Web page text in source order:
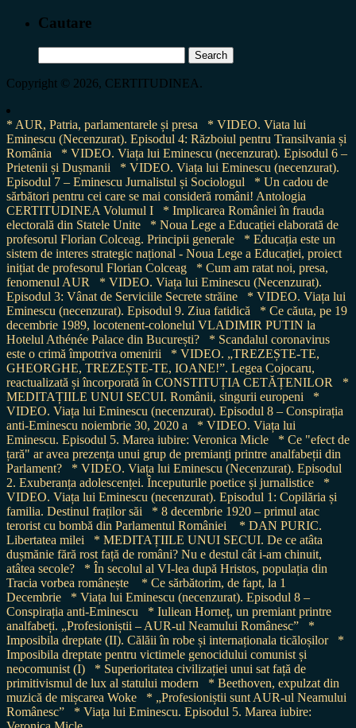
Cautare
for:
Copyright © 2026, CERTITUDINEA.
* AUR, Patria, parlamentarele și presa
* VIDEO. Viata lui
Eminescu (Necenzurat). Episodul 4: Războiul pentru Transilvania și
România
* VIDEO. Viața lui Eminescu (necenzurat). Episodul 6 –
Prietenii și Dușmanii
* VIDEO. Viața lui Eminescu (necenzurat).
Episodul 7 – Eminescu Jurnalistul și Sociologul
* Un cadou de
sărbători pentru cei care se mai consideră români! Antologia
CERTITUDINEA Volumul I
* Implicarea României în frauda
electorală din Statele Unite
* Noua Lege a Educației elaborată de
profesorul Florian Colceag. Principii generale
* Educația este un
sistem de interes strategic național - Noua Lege a Educației, proiect
inițiat de profesorul Florian Colceag
* Cum am ratat noi, presa,
fenomenul AUR
* VIDEO. Viața lui Eminescu (Necenzurat).
Episodul 3: Vânat de Serviciile Secrete străine
* VIDEO. Viața lui
Eminescu (necenzurat). Episodul 9. Ziua fatidică
* Ce căuta, pe 19
decembrie 1989, locotenent-colonelul VLADIMIR PUTIN la
Hotelul Athénée Palace din București?
* Scandalul coronavirus
este o crimă împotriva omenirii
* VIDEO. „TREZEȘTE-TE,
GHEORGHE, TREZEȘTE-TE, IOANE!”. Legea Cojocaru,
reactualizată și încorporată în CONSTITUȚIA CETĂȚENILOR
*
MEDITAȚIILE UNUI SECUI. Românii, singurii europeni
*
VIDEO. Viața lui Eminescu (necenzurat). Episodul 8 – Conspirația
anti-Eminescu noiembrie 30, 2020 a
* VIDEO. Viața lui
Eminescu. Episodul 5. Marea iubire: Veronica Micle
* Ce "efect de
țară" ar avea prezența unui grup de premianți printre analfabeții din
Parlament?
* VIDEO. Viața lui Eminescu (Necenzurat). Episodul
2. Exuberanța adolescenței. Începuturile poetice și jurnalistice
*
VIDEO. Viața lui Eminescu (necenzurat). Episodul 1: Copilăria și
familia. Destinul fraților săi
* 8 decembrie 1920 – primul atac
terorist cu bombă din Parlamentul României
* DAN PURIC.
Libertatea milei
* MEDITAȚIILE UNUI SECUI. De ce atâta
dușmănie fără rost față de români? Nu e destul cât i-am chinuit,
atâtea secole?
* În secolul al VI-lea după Hristos, populația din
Tracia vorbea românește
* Ce sărbătorim, de fapt, la 1
Decembrie
* Viața lui Eminescu (necenzurat). Episodul 8 –
Conspirația anti-Eminescu
* Iuliean Horneț, un premiant printre
analfabeți. „Profesioniștii – AUR-ul Neamului Românesc”
*
Imposibila dreptate (II). Călăii în robe și internaționala ticăloșilor
*
Imposibila dreptate pentru victimele genocidului comunist și
neocomunist (I)
* Superioritatea civilizației unui sat față de
primitivismul de lux al statului modern
* Beethoven, expulzat din
muzică de mișcarea Woke
* „Profesioniștii sunt AUR-ul Neamului
Românesc”
* Viața lui Eminescu. Episodul 5. Marea iubire: